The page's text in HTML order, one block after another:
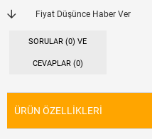
Fiyat Düşünce Haber Ver
SORULAR (0) VE
CEVAPLAR (0)
ÜRÜN ÖZELLIKLERI